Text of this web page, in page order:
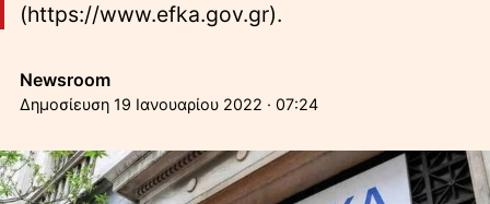
(https://www.efka.gov.gr).
Newsroom
19 Ιανουαρίου 2022 · 07:24